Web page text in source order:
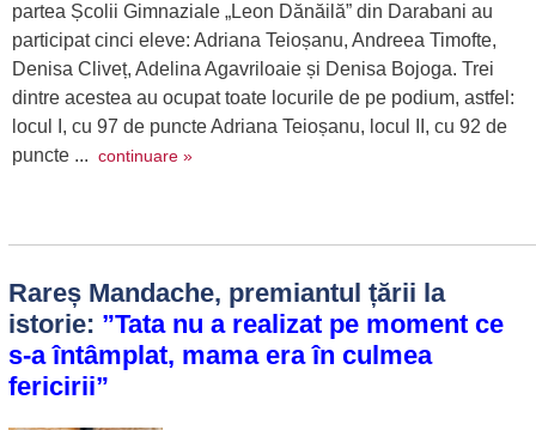
partea Școlii Gimnaziale „Leon Dănăilă” din Darabani au
participat cinci eleve: Adriana Teioșanu, Andreea Timofte,
Denisa Cliveț, Adelina Agavriloaie și Denisa Bojoga. Trei
dintre acestea au ocupat toate locurile de pe podium, astfel:
locul I, cu 97 de puncte Adriana Teioșanu, locul II, cu 92 de
puncte ... continuare »
Rareș Mandache, premiantul țării la
istorie: ”Tata nu a realizat pe moment ce
s-a întâmplat, mama era în culmea
fericirii”